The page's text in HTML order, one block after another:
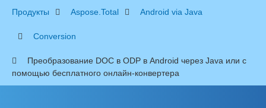
Продукты Aspose.Total Android via Java
Conversion
Преобразование DOC в ODP в Android через Java или с
помощью бесплатного онлайн-конвертера